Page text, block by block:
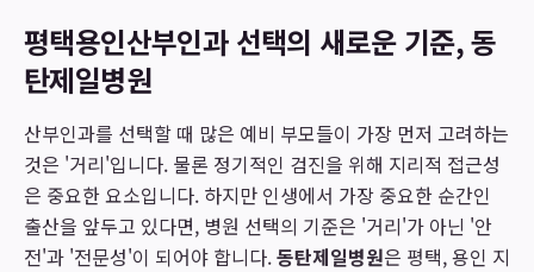
평택용인산부인과 선택의 새로운 기준, 동
탄제일병원
산부인과를 선택할 때 많은 예비 부모들이 가장 먼저 고려하는
것은 '거리'입니다. 물론 정기적인 검진을 위해 지리적 접근성
은 중요한 요소입니다. 하지만 인생에서 가장 중요한 순간인
출산을 앞두고 있다면, 병원 선택의 기준은 '거리'가 아닌 '안
전'과 '전문성'이 되어야 합니다.동탄제일병원은 평택, 용인 지